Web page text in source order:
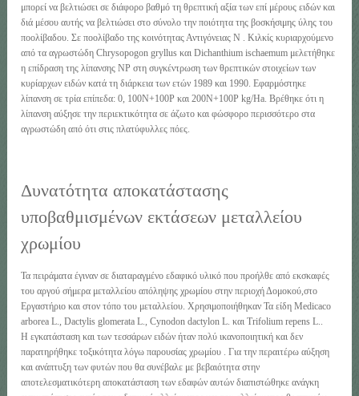
μπορεί να βελτιώσει σε διάφορο βαθμό τη θρεπτική αξία των επί μέρους ειδών και
διά μέσου αυτής να βελτιώσει στο σύνολο την ποιότητα της βοσκήσιμης ύλης του
ποολίβαδου. Σε ποολίβαδο της κοινότητας Αντιγόνειας Ν . Κιλκίς κυριαρχούμενο
από τα αγρωστώδη Chrysopogon gryllus και Dichanthium ischaemum μελετήθηκε
η επίδραση της λίπανσης ΝΡ στη συγκέντρωση των θρεπτικών στοιχείων των
κυρίαρχων ειδών κατά τη διάρκεια των ετών 1989 και 1990. Εφαρμόστηκε
λίπανση σε τρία επίπεδα: 0, 100N+100P και 200Ν+100Ρ kg/Ha. Βρέθηκε ότι η
λίπανση αύξησε την περιεκτικότητα σε άζωτο και φώσφορο περισσότερο στα
αγρωστώδη από ότι στις πλατύφυλλες πόες.
Δυνατότητα αποκατάστασης
υποβαθμισμένων εκτάσεων μεταλλείου
χρωμίου
Τα πειράματα έγιναν σε διαταραγμένο εδαφικό υλικό που προήλθε από εκσκαφές
του αργού σήμερα μεταλλείου απόληψης χρωμίου στην περιοχή Δομοκού,στο
Εργαστήριο και στον τόπο του μεταλλείου. Χρησιμοποιήθηκαν Τα είδη Medicaco
arborea L., Dactylis glomerata L., Cynodon dactylon L. και Trifolium repens L..
Η εγκατάσταση και των τεσσάρων ειδών ήταν πολύ ικανοποιητική και δεν
παρατηρήθηκε τοξικότητα λόγω παρουσίας χρωμίου . Για την περαιτέρω αύξηση
και ανάπτυξη των φυτών που θα συνέβαλε με βεβαιότητα στην
αποτελεσματικότερη αποκατάσταση των εδαφών αυτών διαπιστώθηκε ανάγκη